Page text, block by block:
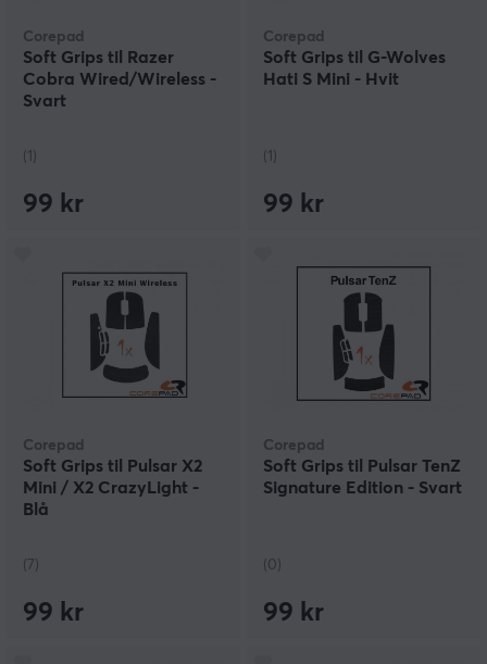
Corepad
Soft Grips til Razer
Cobra Wired/Wireless -
Svart
(1)
99 kr
Corepad
Soft Grips til G-Wolves
Hati S Mini - Hvit
(1)
99 kr
Corepad
Soft Grips til Pulsar X2
Mini / X2 CrazyLight -
Blå
(7)
99 kr
Corepad
Soft Grips til Pulsar TenZ
Signature Edition - Svart
(0)
99 kr